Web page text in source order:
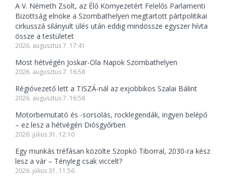
A V. Németh Zsolt, az Élő Környezetért Felelős Parlamenti
Bizottság elnöke a Szombathelyen megtartott pártpolitikai
cirkusszá silányult ülés után eddig mindössze egyszer hívta
össze a testületet
2026. augusztus 7. 17:41
Most hétvégén Joskar-Ola Napok Szombathelyen
2026. augusztus 7. 16:58
Régióvezető lett a TISZÁ-nál az exjobbikos Szalai Bálint
2026. augusztus 7. 16:58
Motorbemutató és -sorsolás, rocklegendák, ingyen belépő
– ez lesz a hétvégén Diósgyőrben
2026. július 31. 12:10
Egy munkás tréfásan közölte Szopkó Tiborral, 2030-ra kész
lesz a vár – Tényleg csak viccelt?
2026. július 31. 11:56